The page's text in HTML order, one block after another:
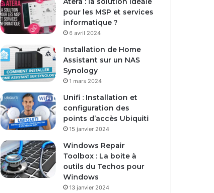
pour les MSP et services
informatique ?
6 avril 2024
Installation de Home
Assistant sur un NAS
Synology
1 mars 2024
Unifi : Installation et
configuration des
points d’accès Ubiquiti
15 janvier 2024
Windows Repair
Toolbox : La boite à
outils du Techos pour
Windows
13 janvier 2024